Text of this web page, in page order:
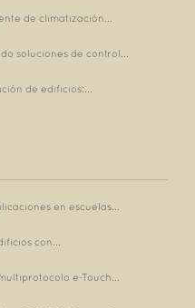
de climatización...
soluciones de control...
de edificios:...
en escuelas...
con...
e-Touch...